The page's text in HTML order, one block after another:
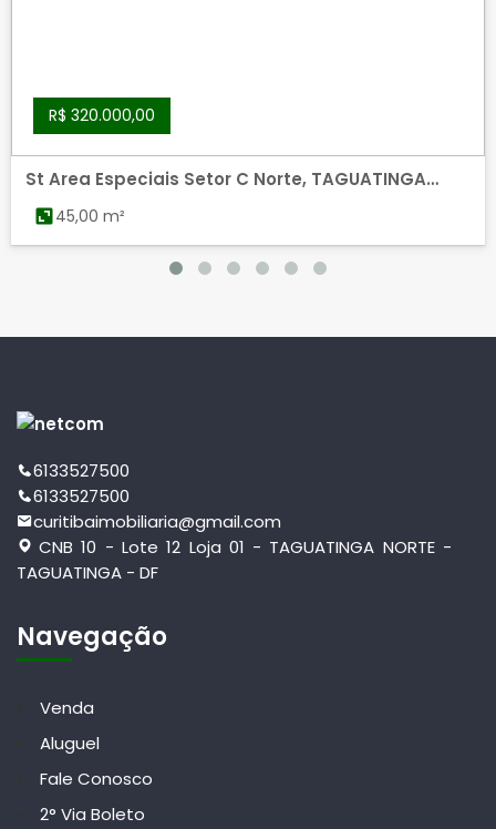
R$ 320.000,00
St Area Especiais Setor C Norte, TAGUATINGA
NORTE, TAGUATINGA
45,00 m²
6133527500
6133527500
curitibaimobiliaria@gmail.com
CNB 10 - Lote 12 Loja 01 - TAGUATINGA NORTE -
TAGUATINGA - DF
Navegação
Venda
Aluguel
Fale Conosco
2° Via Boleto